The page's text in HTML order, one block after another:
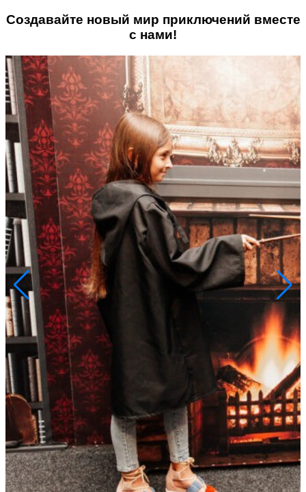
Создавайте новый мир приключений вместе
с нами!